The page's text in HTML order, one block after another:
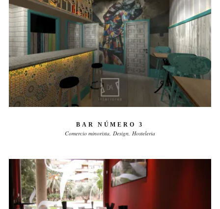
BAR NÚMERO 3
Comercio minorista Design Hosteleria